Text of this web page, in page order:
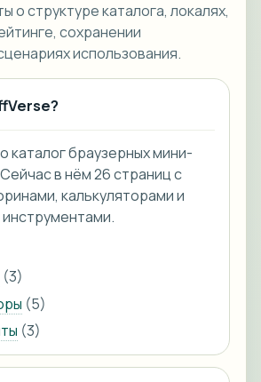
о структуре каталога, локалях,
сохранении
использования.
каталог браузерных мини-
в нём 26 страниц с
калькуляторами и
(3)
(5)
(3)